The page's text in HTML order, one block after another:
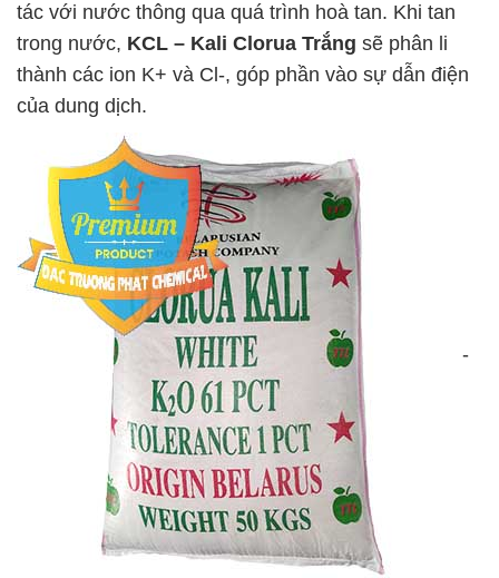
tác với nước thông qua quá trình hoà tan. Khi tan
trong nước, KCL – Kali Clorua Trắng sẽ phân li
thành các ion K+ và Cl-, góp phần vào sự dẫn điện
của dung dịch.
-